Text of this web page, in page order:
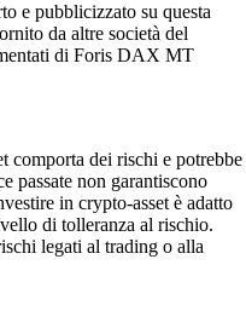
e pubblicizzato su questa
da altre società del
di Foris DAX MT
comporta dei rischi e potrebbe
passate non garantiscono
in crypto-asset è adatto
di tolleranza al rischio.
legati al trading o alla